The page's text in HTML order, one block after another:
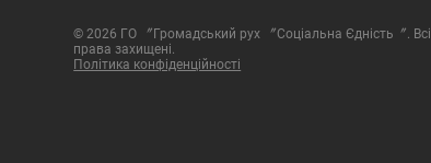
© 2026 ГО 〞Громадський рух 〞Соціальна Єдність〞. Всі
права захищені.
Політика конфіденційності